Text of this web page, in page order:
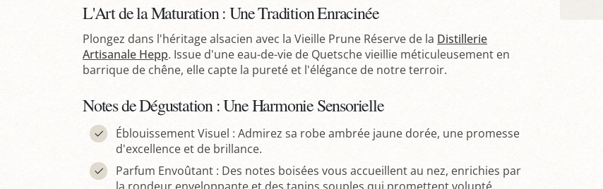
L'Art de la Maturation : Une Tradition Enracinée
Plongez dans l'héritage alsacien avec la Vieille Prune Réserve de la Distillerie
Artisanale Hepp. Issue d'une eau-de-vie de Quetsche vieillie méticuleusement en
barrique de chêne, elle capte la pureté et l'élégance de notre terroir.
Notes de Dégustation : Une Harmonie Sensorielle
Éblouissement Visuel : Admirez sa robe ambrée jaune dorée, une promesse
d'excellence et de brillance.
Parfum Envoûtant : Des notes boisées vous accueillent au nez, enrichies par